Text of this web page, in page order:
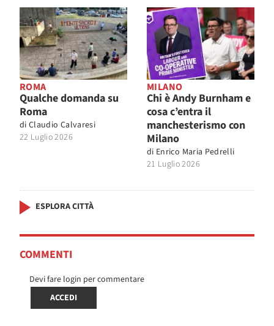
ROMA
Qualche domanda su
Roma
di Claudio Calvaresi
22 Luglio 2026
MILANO
Chi è Andy Burnham e
cosa c’entra il
manchesterismo con
Milano
di Enrico Maria Pedrelli
21 Luglio 2026
ESPLORA CITTÀ
COMMENTI
Devi fare login per commentare
ACCEDI